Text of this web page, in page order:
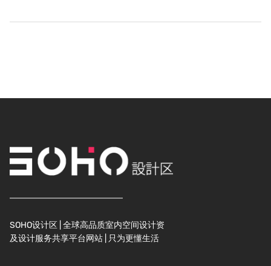
SOHO设计区 | 全球高品质室内空间设计资
及设计服务共享平台网站 | 只为更懂生活